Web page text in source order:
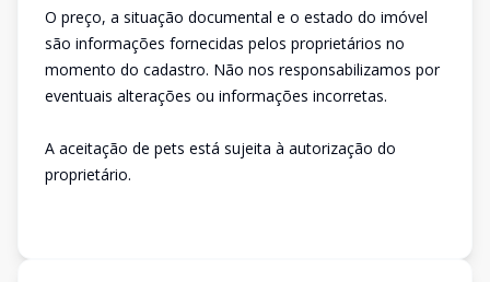
O preço, a situação documental e o estado do imóvel
são informações fornecidas pelos proprietários no
momento do cadastro. Não nos responsabilizamos por
eventuais alterações ou informações incorretas.
A aceitação de pets está sujeita à autorização do
proprietário.